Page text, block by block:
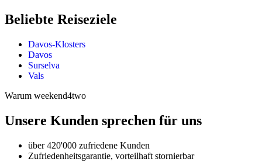
Beliebte Reiseziele
Davos-Klosters
Davos
Surselva
Vals
Warum weekend4two
Unsere Kunden sprechen für uns
über 420'000 zufriedene Kunden
Zufriedenheitsgarantie, vorteilhaft stornierbar